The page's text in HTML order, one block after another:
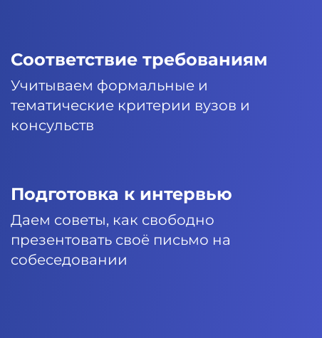
Соответствие требованиям
Учитываем формальные и
тематические критерии вузов и
консульств
Подготовка к интервью
Даем советы, как свободно
презентовать своё письмо на
собеседовании